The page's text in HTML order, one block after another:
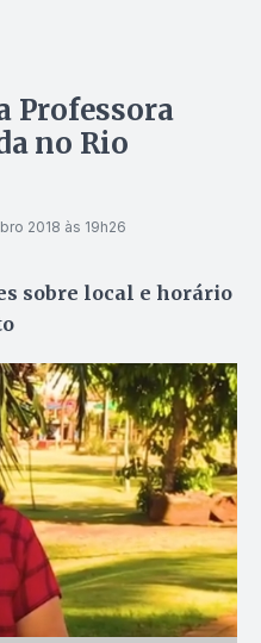
Professora
no Rio
2018 às 19h26
sobre local e horário